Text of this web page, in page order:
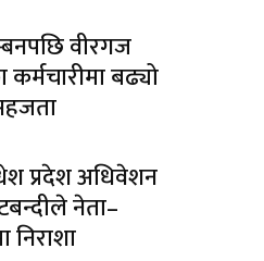
वीरगज
बढ्यो
प्रदेश अधिवेशन
नेता–
निराशा